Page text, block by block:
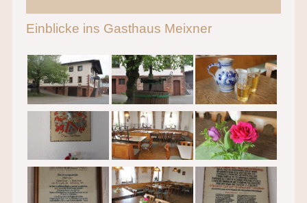
Einblicke ins Gasthaus Meixner